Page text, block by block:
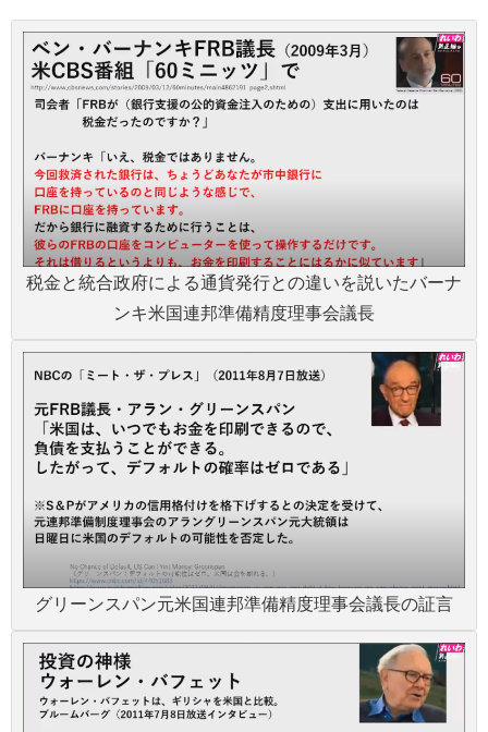
税金と統合政府による通貨発行との違いを説いたバーナ
ンキ米国連邦準備精度理事会議長
グリーンスパン元米国連邦準備精度理事会議長の証言